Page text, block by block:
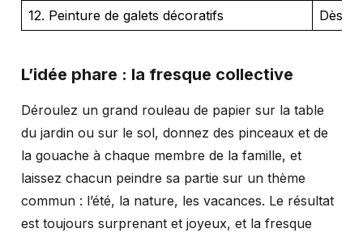
12. Peinture de galets décoratifs
Dès 5
L’idée phare : la fresque collective
Déroulez un grand rouleau de papier sur la table
du jardin ou sur le sol, donnez des pinceaux et de
la gouache à chaque membre de la famille, et
laissez chacun peindre sa partie sur un thème
commun : l’été, la nature, les vacances. Le résultat
est toujours surprenant et joyeux, et la fresque